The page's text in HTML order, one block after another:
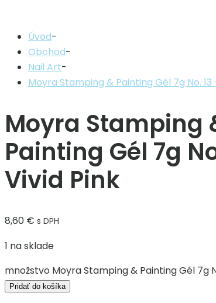
Úvod-
Obchod-
Nail Art-
Moyra Stamping & Painting Gél 7g No. 13
Moyra Stamping
Painting Gél 7g
Vivid Pink
8,60 € s DPH
1 na sklade
množstvo Moyra Stamping & Painting Gél 7g
Pridať do košíka